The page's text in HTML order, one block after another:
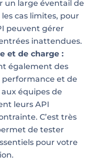
un large éventail de
cas limites, pour
peuvent gérer
inattendues.
et de charge :
également des
et de
équipes de
leurs API
C’est très
de tester
pour votre